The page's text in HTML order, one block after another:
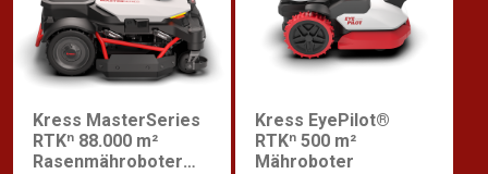
Kress MasterSeries
RTKⁿ 88.000 m²
Rasenmähroboter
Kress EyePilot®
RTKⁿ 500 m²
Mähroboter